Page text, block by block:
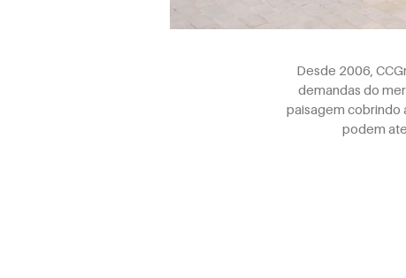
Desde 2006,
demandas do
paisagem cobrindo
podem